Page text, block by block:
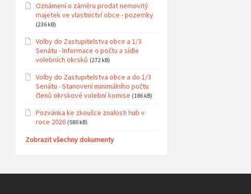
Oznámení o záměru prodat nemovitý
majetek ve vlastnictví obce - pozemky
(236 kB)
Volby do Zastupitelstva obce a 1/3
Senátu - Informace o počtu a sídle
volebních okrsků (272 kB)
Volby do Zastupitelstva obce a do 1/3
Senátu - Stanovení minimálního počtu
členů okrskové volební komise (186 kB)
Pozvánka ke zkoušce znalosti hub v
roce 2026 (580 kB)
Zobrazit všechny dokumenty